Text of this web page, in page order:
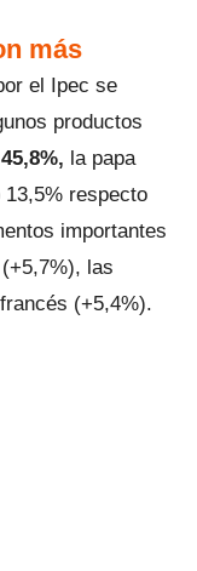
más
el Ipec se
productos
la papa
respecto
importantes
las
(+5,4%).